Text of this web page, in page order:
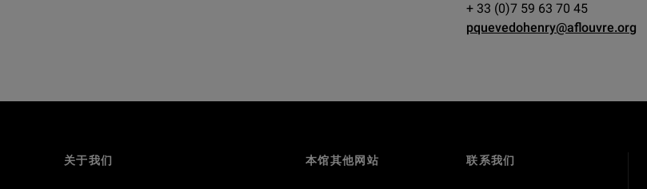
+ 33 (0)7 59 63 70 45
pquevedohenry@aflouvre.org
关于我们 本馆其他网站 联系我们